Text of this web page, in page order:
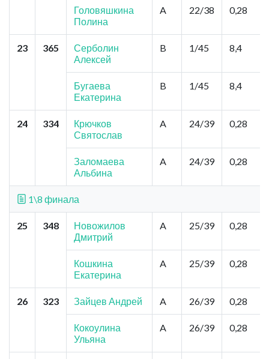
Головяшкина
Полина
A 22/38 0,28
23 365
Серболин
Алексей
B 1/45 8,4
Бугаева
Екатерина
B 1/45 8,4
24 334
Крючков
Святослав
A 24/39 0,28
Заломаева
Альбина
A 24/39 0,28
1\8 финала
25 348
Новожилов
Дмитрий
A 25/39 0,28
Кошкина
Екатерина
A 25/39 0,28
26 323 Зайцев Андрей A 26/39 0,28
Кокоулина
Ульяна
A 26/39 0,28